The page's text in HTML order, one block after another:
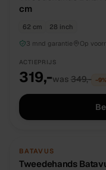
cm
62 cm
28 inch
3 mnd garantie
Op
ACTIEPRIJS
319,-was 349,- −9%
TWEEDEHANDS
BATAVUS
Tweedehands